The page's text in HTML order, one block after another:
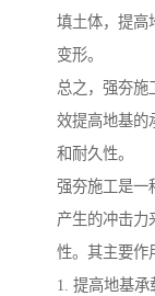
填土体，提高
变形。
总之，强夯施
效提高地基的
和耐久性。
强夯施工是一
产生的冲击力
性。其主要作
1. 提高地基